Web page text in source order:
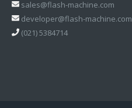
sales@flash-machine.com
developer@flash-machine.com
(021) 5384714